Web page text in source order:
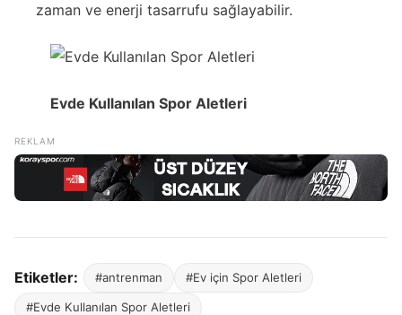
zaman ve enerji tasarrufu sağlayabilir.
Evde Kullanılan Spor Aletleri
Etiketler: #antrenman #Ev için Spor Aletleri
#Evde Kullanılan Spor Aletleri